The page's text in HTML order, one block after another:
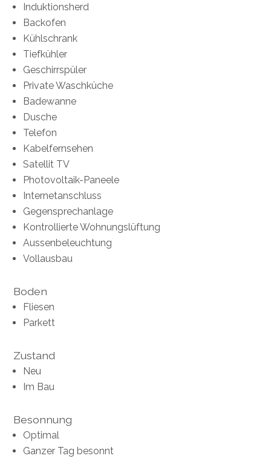
Induktionsherd
Backofen
Kühlschrank
Tiefkühler
Geschirrspüler
Private Waschküche
Badewanne
Dusche
Telefon
Kabelfernsehen
Satellit TV
Photovoltaik-Paneele
Internetanschluss
Gegensprechanlage
Kontrollierte Wohnungslüftung
Aussenbeleuchtung
Vollausbau
Boden
Fliesen
Parkett
Zustand
Neu
Im Bau
Besonnung
Optimal
Ganzer Tag besonnt